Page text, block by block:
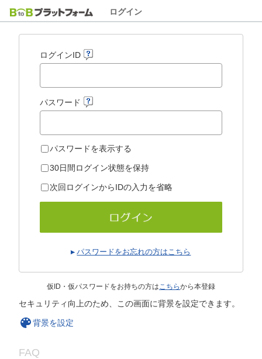
ログイン
ログインID
パスワード
パスワードを表示する
30日間ログイン状態を保持
次回ログインからIDの入力を省略
パスワードをお忘れの方はこちら
仮ID・仮パスワードをお持ちの方はこちらから本登録
セキュリティ向上のため、この画面に背景を設定できます。
背景を設定
FAQ